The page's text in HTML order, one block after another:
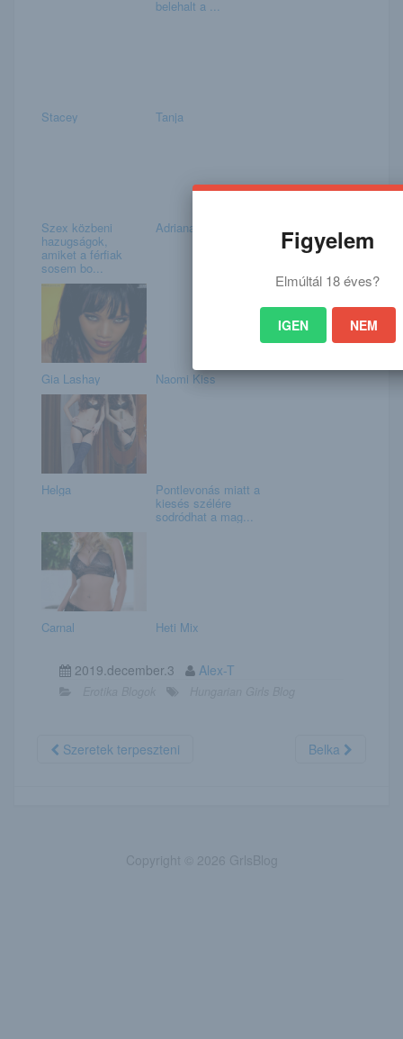
belehalt a ...
Stacey Tanja
Szex közbeni
hazugságok,
amiket a férfiak
sosem bo...
Adriana és Keisha
Gia Lashay Naomi Kiss
Helga Pontlevonás miatt a
kiesés szélére
sodródhat a mag...
Carnal Heti Mix
2019.december.3 Alex-T
Szeretek terpeszteni Belka
Figyelem
Elmúltál 18 éves?
IGEN NEM